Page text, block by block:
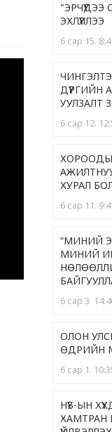
ЭХЛҮҮЛЛЭЭ
6 сар 15.
УУЛЗАЛТ
6 сар 12.
ХУРАЛ
6 сар 11.
“МИНИЙ
МИНИЙ
6 сар 3.
ОЛОН
ӨДРИЙН
6 сар 1.
НҮБ-ЫН
ХАМТРАН